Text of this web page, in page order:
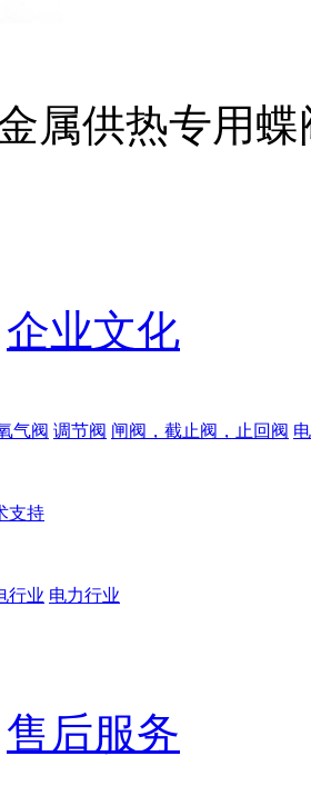
属供热专用
企业文化
气阀 调节阀 闸阀，截止阀，止回阀
支持
行业 电力行业
售后服务